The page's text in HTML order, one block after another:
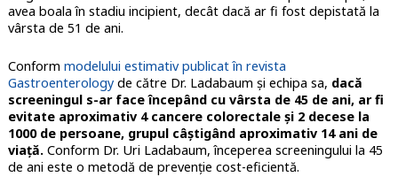
avea boala în stadiu incipient, decât dacă ar fi fost depistată la
vârsta de 51 de ani.
Conform modelului estimativ publicat în revista
Gastroenterologyde către Dr. Ladabaum și echipa sa, dacă
screeningul s-ar face începând cu vârsta de 45 de ani, ar fi
evitate aproximativ 4 cancere colorectale și 2 decese la
1000 de persoane, grupul câștigând aproximativ 14 ani de
viață.Conform Dr. Uri Ladabaum, începerea screeningului la 45
de ani este o metodă de prevenție cost-eficientă.